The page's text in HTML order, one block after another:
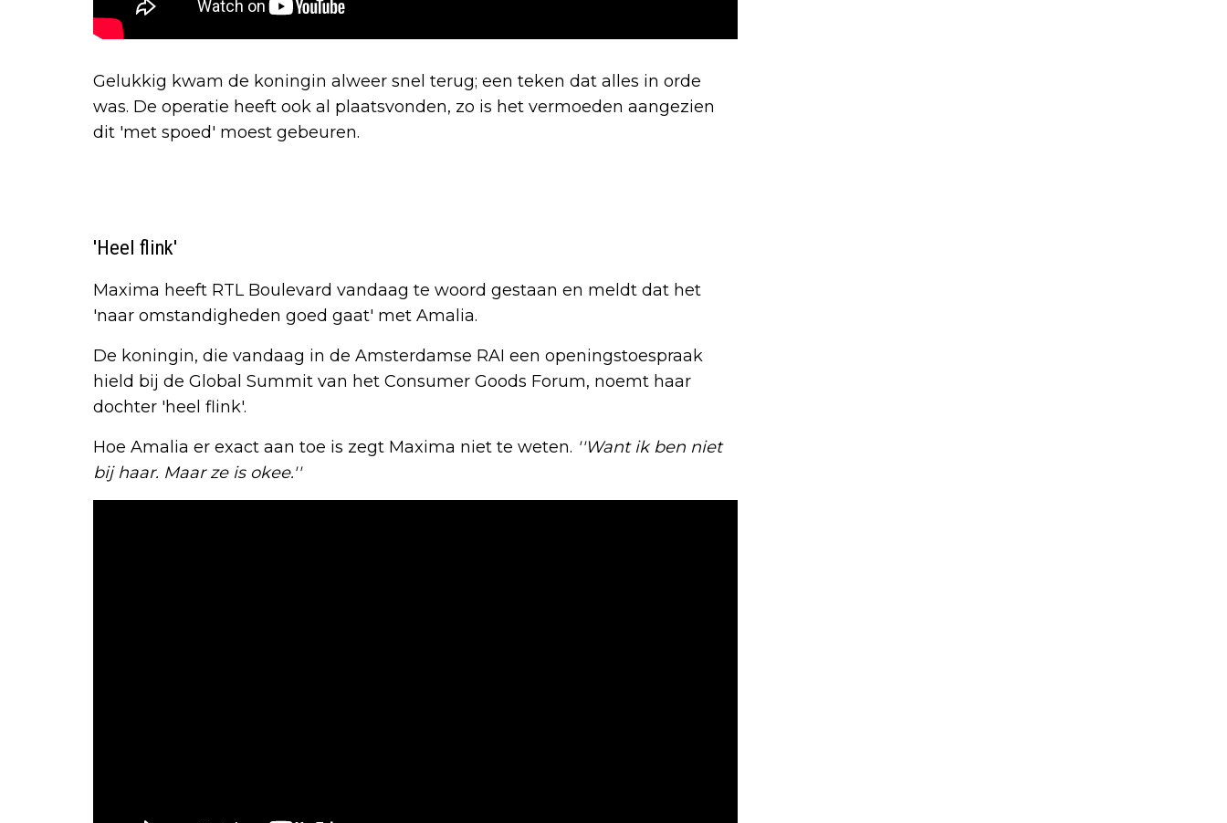
Gelukkig kwam de koningin alweer snel terug; een teken dat alles in orde
was. De operatie heeft ook al plaatsvonden, zo is het vermoeden aangezien
dit 'met spoed' moest gebeuren.
'Heel flink'
Maxima heeft RTL Boulevard vandaag te woord gestaan en meldt dat het
'naar omstandigheden goed gaat' met Amalia.
De koningin, die vandaag in de Amsterdamse RAI een openingstoespraak
hield bij de Global Summit van het Consumer Goods Forum, noemt haar
dochter 'heel flink'.
Hoe Amalia er exact aan toe is zegt Maxima niet te weten. ''Want ik ben niet
bij haar. Maar ze is okee.''